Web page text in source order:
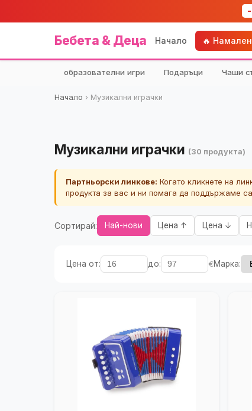
Бебета & Деца Начало 🔥
образователни игри Подаръци Чаши
Начало › Музикални играчки
Музикални играчки (30 продукта)
Партньорски линкове: Когато кликнете на
продукта за вас и ни помага да поддържаме
Сортирай: Най-нови Цена ↑ Цена ↓
Цена от: до: €Марка: